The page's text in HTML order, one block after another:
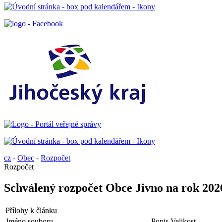
cz - Obec - Rozpočet
Rozpočet
Schválený rozpočet Obce Jivno na rok
Přílohy k článku